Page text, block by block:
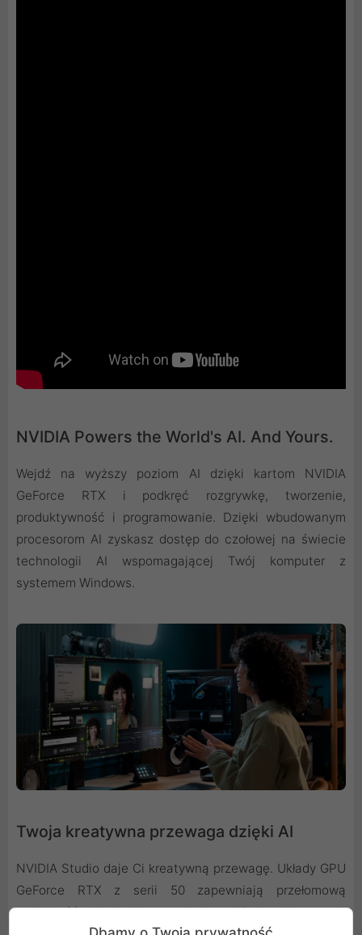
NVIDIA Powers the World's AI. And Yours.
Wejdź na wyższy poziom AI dzięki kartom NVIDIA
GeForce RTX i podkręć rozgrywkę, tworzenie,
produktywność i programowanie. Dzięki wbudowanym
procesorom AI zyskasz dostęp do czołowej na świecie
technologii AI wspomagającej Twój komputer z
systemem Windows.
Twoja kreatywna przewaga dzięki AI
NVIDIA Studio daje Ci kreatywną przewagę. Układy GPU
GeForce RTX z serii 50 zapewniają przełomową
wydajność edycji wideo, renderingu 3D i projektowania